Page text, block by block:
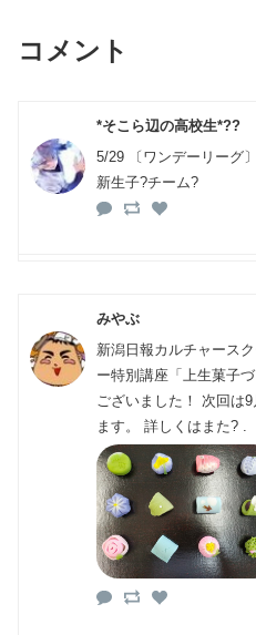
コメント
*そこら辺の高校生*?‍?️
5/29 〔ワンデーリーグ
新生子?チーム?
みやぶ
新潟日報カルチャース
ー特別講座「上生菓子
ございました！ 次回は
ます。 詳しくはまた? .